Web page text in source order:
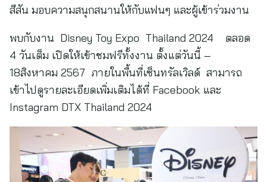
สีสัน มอบความสนุกสนานให้กับแฟนๆ และผู้เข้าร่วมงาน
พบกับงาน Disney Toy Expo Thailand 2024 ตลอด
4 วันเต็ม เปิดให้เข้าชมฟรีทั้งงาน ตั้งแต่วันนี้ –
18สิงหาคม 2567 ภายในพื้นที่เซ็นทรัลเวิลด์ สามารถ
เข้าไปดูรายละเอียดเพิ่มเติมได้ที่ Facebook และ
Instagram DTX Thailand 2024